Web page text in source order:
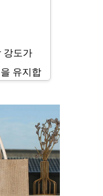
강도가
유지합
륭한 선